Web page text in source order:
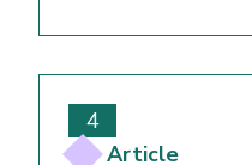
Article
4